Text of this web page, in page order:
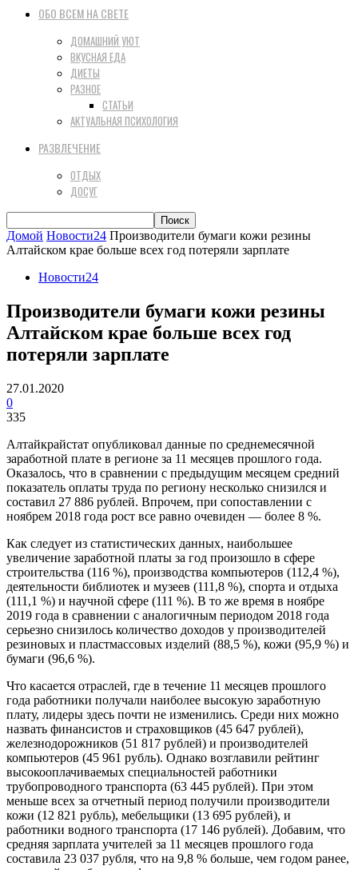
ОБО ВСЕМ НА СВЕТЕ
ДОМАШНИЙ УЮТ
ВКУСНАЯ ЕДА
ДИЕТЫ
РАЗНОЕ
СТАТЬИ
АКТУАЛЬНАЯ ПСИХОЛОГИЯ
РАЗВЛЕЧЕНИЕ
ОТДЫХ
ДОСУГ
Домой Новости24 Производители бумаги кожи резины
Алтайском крае больше всех год потеряли зарплате
Новости24
Производители бумаги кожи резины
Алтайском крае больше всех год
потеряли зарплате
27.01.2020
0
335
Алтайкрайстат опубликовал данные по среднемесячной
заработной плате в регионе за 11 месяцев прошлого года.
Оказалось, что в сравнении с предыдущим месяцем средний
показатель оплаты труда по региону несколько снизился и
составил 27 886 рублей. Впрочем, при сопоставлении с
ноябрем 2018 года рост все равно очевиден — более 8 %.
Как следует из статистических данных, наибольшее
увеличение заработной платы за год произошло в сфере
строительства (116 %), производства компьютеров (112,4 %),
деятельности библиотек и музеев (111,8 %), спорта и отдыха
(111,1 %) и научной сфере (111 %). В то же время в ноябре
2019 года в сравнении с аналогичным периодом 2018 года
серьезно снизилось количество доходов у производителей
резиновых и пластмассовых изделий (88,5 %), кожи (95,9 %) и
бумаги (96,6 %).
Что касается отраслей, где в течение 11 месяцев прошлого
года работники получали наиболее высокую заработную
плату, лидеры здесь почти не изменились. Среди них можно
назвать финансистов и страховщиков (45 647 рублей),
железнодорожников (51 817 рублей) и производителей
компьютеров (45 961 рубль). Однако возглавили рейтинг
высокооплачиваемых специальностей работники
трубопроводного транспорта (63 445 рублей). При этом
меньше всех за отчетный период получили производители
кожи (12 821 рубль), мебельщики (13 695 рублей), и
работники водного транспорта (17 146 рублей). Добавим, что
средняя зарплата учителей за 11 месяцев прошлого года
составила 23 037 рубля, что на 9,8 % больше, чем годом ранее,